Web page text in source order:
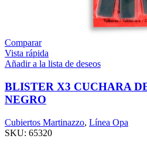
Comparar
Vista rápida
Añadir a la lista de deseos
BLISTER X3 CUCHARA
NEGRO
Cubiertos Martinazzo, Línea Opa
SKU: 65320